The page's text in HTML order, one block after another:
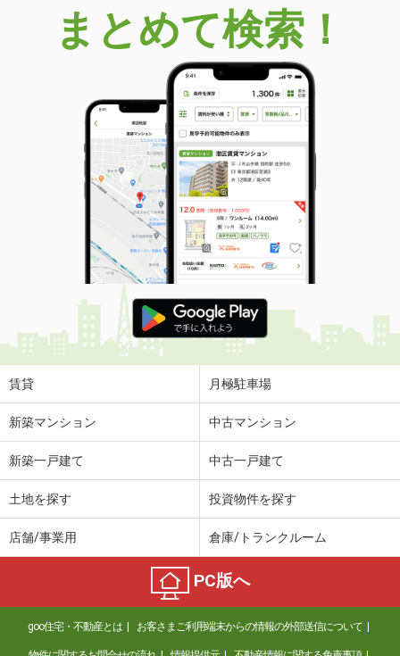
まとめて検索！
賃貸 月極駐車場
新築マンション 中古マンション
新築一戸建て 中古一戸建て
土地を探す 投資物件を探す
店舗/事業用 倉庫/トランクルーム
PC版へ
goo住宅・不動産とは お客さまご利用端末からの情報の外部送信について